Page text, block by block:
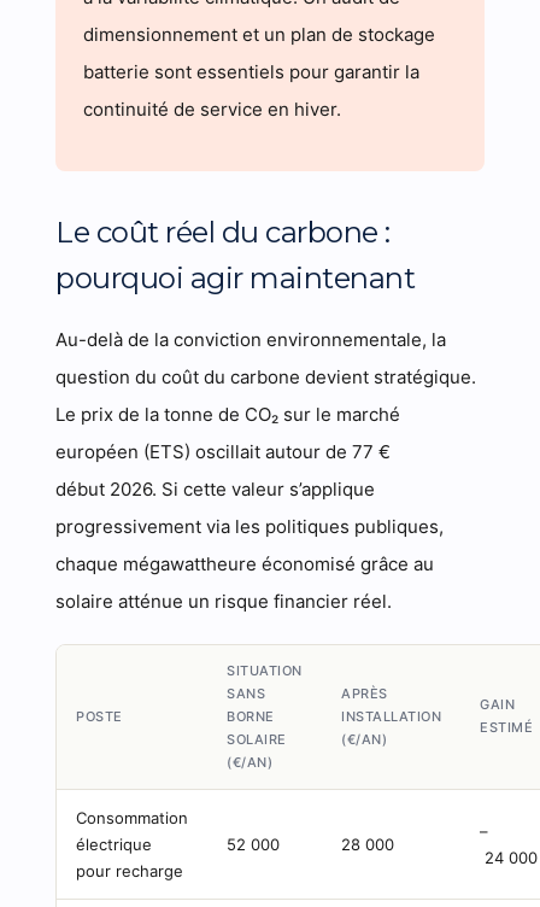
dimensionnement et un plan de stockage
batterie sont essentiels pour garantir la
continuité de service en hiver.
Le coût réel du carbone :
pourquoi agir maintenant
Au-delà de la conviction environnementale, la
question du coût du carbone devient stratégique.
Le prix de la tonne de CO₂ sur le marché
européen (ETS) oscillait autour de 77 €
début 2026. Si cette valeur s’applique
progressivement via les politiques publiques,
chaque mégawattheure économisé grâce au
solaire atténue un risque financier réel.
POSTE
SITUATION
SANS
BORNE
SOLAIRE
(€/AN)
APRÈS
INSTALLATION
(€/AN)
GAIN
ESTIMÉ
Consommation
électrique
pour recharge
52 000 28 000
–
24 000